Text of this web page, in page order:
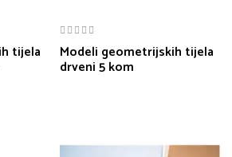
tijela Modeli geometrijskih tijela
drveni 5 kom